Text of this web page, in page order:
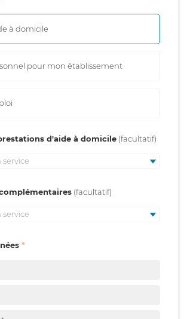
à domicile
pour mon établissement
d'aide à domicile
service
service